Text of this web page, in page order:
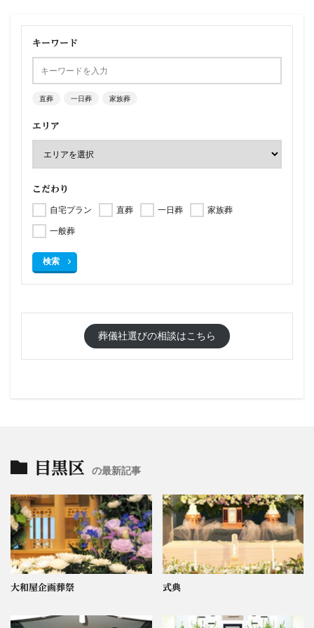
キーワード
直葬 一日葬 家族葬
エリア
こだわり
自宅プラン 直葬 一日葬
家族葬
一般葬
検索
葬儀社選びの相談はこちら
目黒区 の最新記事
大和屋企画葬祭 式典